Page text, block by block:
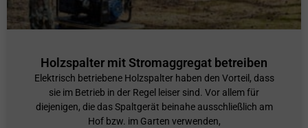
Holzspalter mit Stromaggregat betreiben
Elektrisch betriebene Holzspalter haben den Vorteil, dass
sie im Betrieb in der Regel leiser sind. Vor allem für
diejenigen, die das Spaltgerät beinahe ausschließlich am
Hof bzw. im Garten verwenden,